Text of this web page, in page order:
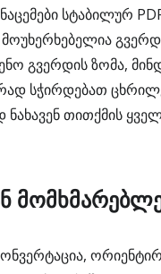
სტაბილურ
მოუხერხებელია
გვერდის ზომა,
სჭირდებათ
ნახავენ თითქმის